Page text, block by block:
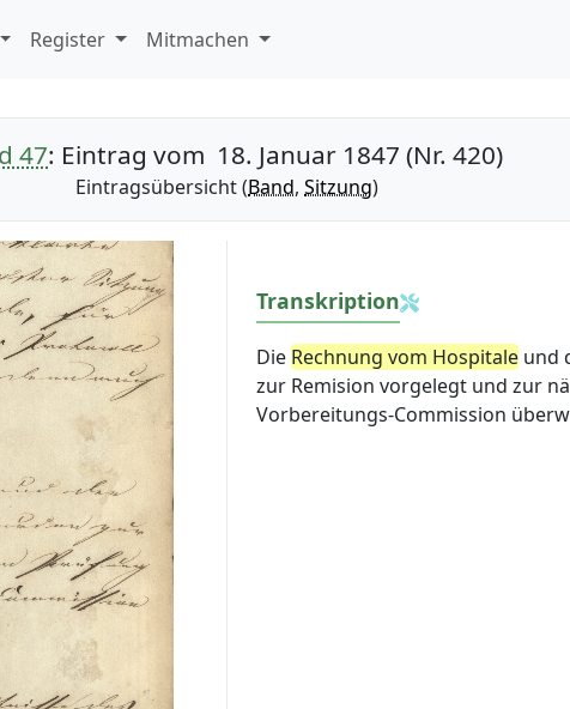
Register Mitmachen
47: Eintrag vom 18. Januar 1847 (Nr. 420)
Eintragsübersicht (Band,Sitzung)
Transkription
Die Rechnung vom Hospitaleund
zur Remision vorgelegt und zur
Vorbereitungs-Commission